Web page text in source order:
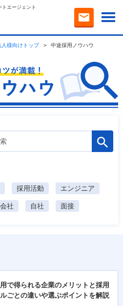
エージェント
人様向けトップ > 中途採用ノウハウ
採用活動 エンジニア
会社 自社 面接
で得られる企業のメリットと採用
ごとの違いや選ぶポイントを解説